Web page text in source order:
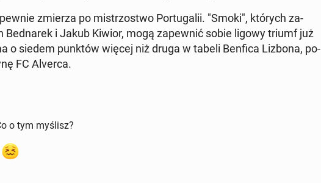
zmierza po mi­strzo­stwo Por­tu­ga­lii. "Smoki", których za­
i Jakub Kiwior, mogą za­pew­nić sobie ligowy triumf już
o siedem punktów więcej niż druga w tabeli Benfica Lizbona, po­
FC Alverca.
o tym myślisz?